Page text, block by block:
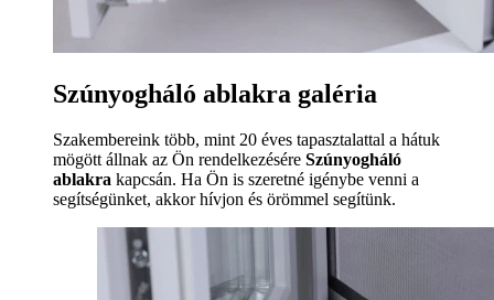
Szúnyogháló ablakra galéria
Szakembereink több, mint 20 éves tapasztalattal a hátuk
mögött állnak az Ön rendelkezésére Szúnyogháló
ablakra kapcsán. Ha Ön is szeretné igénybe venni a
segítségünket, akkor hívjon és örömmel segítünk.